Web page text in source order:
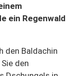
ein Regenwald
den Baldachin
den